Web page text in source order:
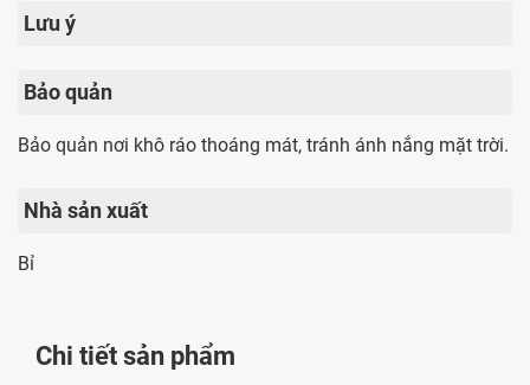
Lưu ý
Bảo quản
Bảo quản nơi khô ráo thoáng mát, tránh ánh nắng mặt trời.
Nhà sản xuất
Bỉ
Chi tiết sản phẩm